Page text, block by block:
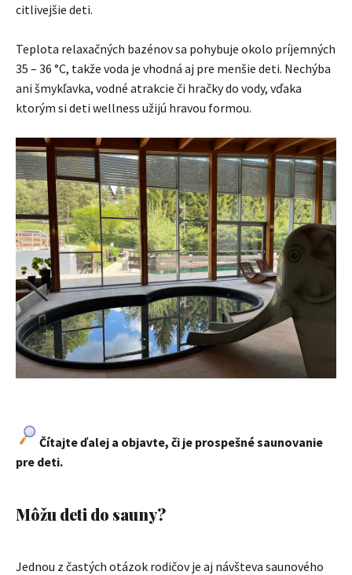
citlivejšie deti.
Teplota relaxačných bazénov sa pohybuje okolo príjemných
35 – 36 °C, takže voda je vhodná aj pre menšie deti. Nechýba
ani šmykľavka, vodné atrakcie či hračky do vody, vďaka
ktorým si deti wellness užijú hravou formou.
Čítajte ďalej a objavte, či je prospešné saunovanie
pre deti.
Môžu deti do sauny?
Jednou z častých otázok rodičov je aj návšteva saunového